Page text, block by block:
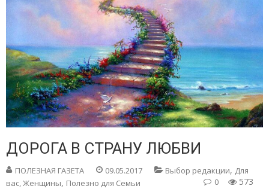
ДОРОГА В СТРАНУ ЛЮБВИ
ПОЛЕЗНАЯ ГАЗЕТА 09.05.2017 Выбор редакции, Для
вас, Женщины, Полезно для Семьи 573
0